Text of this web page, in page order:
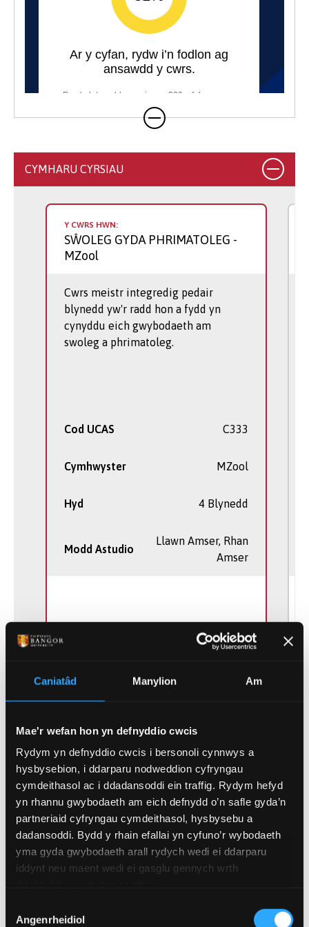
Caniatâd Manylion Am
Mae'r wefan hon yn defnyddio cwcis
Rydym yn defnyddio cwcis i bersonoli cynnwys a
hysbysebion, i ddarparu nodweddion cyfryngau
cymdeithasol ac i ddadansoddi ein traffig. Rydym hefyd
yn rhannu gwybodaeth am eich defnydd o’n safle gyda’n
partneriaid cyfryngau cymdeithasol, hysbysebu a
dadansoddi. Bydd y rhain efallai yn cyfuno’r wybodaeth
yma gyda gwybodaeth arall rydych wedi ei ddarparu
iddynt neu maent wedi ei gasglu gennych wrth
Caniatâd
Angenrheidiol
gennych y dewis i ddilyn cwrs maes
rhyngwladol. Ymhlith y cyrchfannau yr awn
iddynt ar hyn o bryd mae De Sbaen,
Arizona, India, Florida, Canada, ac Ynysoedd
yn cynnal Cwrs Maes Primatoleg mewn
coedwig law drofannol (yn fwyaf diweddar,
amrywiaeth esblygiadol ac ecoleg
Mae'r flwyddyn ddewisol ar leoliad yn gyfle
i ennill profiad gwaith estynedig
er enghraifft, bu myfyrwyr i Sw Gaer a Sw
Mynydd Cymru, neu ar leoliad gwaith maes
dramor yn ymchwilio i brimatiaid. Yn 2023,
dyfarnwyd Gwobr Cydnabod Astudiaethau
bwnc primatolegol ym Mhrifysgol Bangor.
CYMHARU CYRSIAU
Y CWRS HWN:
SŴOLEG GYDA PHRIMATOLEG -
MZool
Cwrs meistr integredig pedair
blynedd yw'r radd hon a fydd yn
cynyddu eich gwybodaeth am
swoleg a phrimatoleg.
Cod UCAS C333
Cymhwyster MZool
Hyd 4 Blynedd
Modd Astudio
Llawn Amser, Rhan
Amser
1 (of 28)
GOFYNION MYNEDIAD
GOFYNION MYNEDIAD PWNC-BENODOL
TGAU: gradd C/4 mewn Saesneg, Mathemateg a
Chymhwyster Gwyddoniaeth Ddwbl, os na chaiff